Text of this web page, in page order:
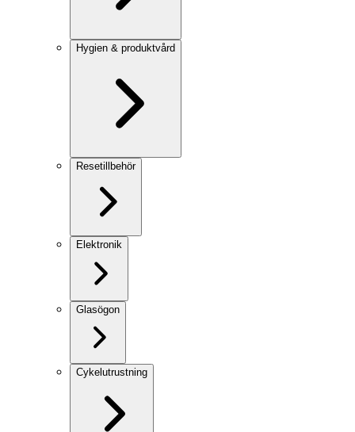
Hygien & produktvård
Resetillbehör
Elektronik
Glasögon
Cykelutrustning